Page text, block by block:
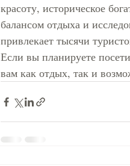
красоту, историческое
балансом отдыха и
привлекает тысячи
Если вы планируете
вам как отдых, так и